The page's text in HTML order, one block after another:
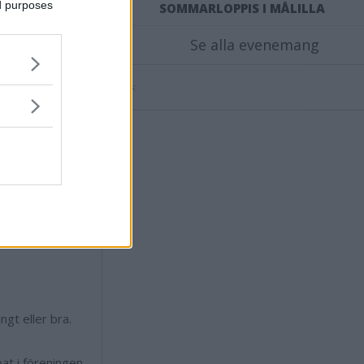
purposes
och rivig
det är det
och försöker
oavsett om
att det
känner
eller bra.
SOMMARLOPPIS I MÅLILLA
Se alla evenemang
Annons: